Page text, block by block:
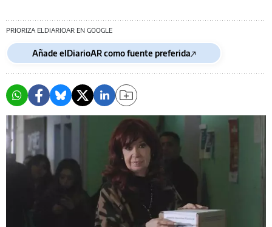
PRIORIZA ELDIARIOAR EN GOOGLE
Añade elDiarioAR como fuente preferida